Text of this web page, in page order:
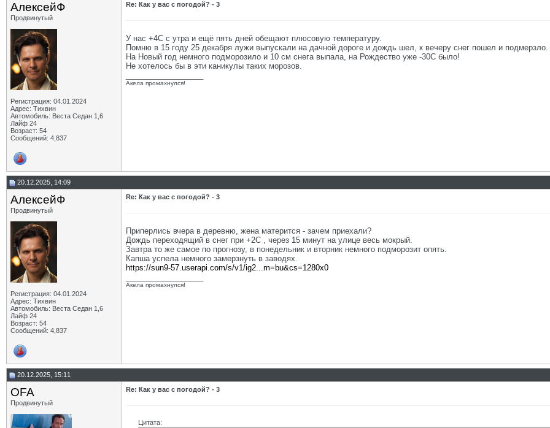
АлексейФ
Продвинутый
Регистрация: 04.01.2024
Адрес: Тихвин
Автомобиль: Веста Седан 1,6
Лайф 24
Возраст: 54
Сообщений: 4,837
Re: Как у вас с погодой? - 3
У нас +4С с утра и ещё пять дней обещают плюсовую температуру.
Помню в 15 году 25 декабря лужи выпускали на дачной дороге и дождь шел, к вечеру снег пошел и подмерзло.
На Новый год немного подморозило и 10 см снега выпала, на Рождество уже -30С было!
Не хотелось бы в эти каникулы таких морозов.
Акела промахнулся!
20.12.2025, 14:09
АлексейФ
Продвинутый
Регистрация: 04.01.2024
Адрес: Тихвин
Автомобиль: Веста Седан 1,6
Лайф 24
Возраст: 54
Сообщений: 4,837
Re: Как у вас с погодой? - 3
Приперлись вчера в деревню, жена матерится - зачем приехали?
Дождь переходящий в снег при +2С , через 15 минут на улице весь мокрый.
Завтра то же самое по прогнозу, в понедельник и вторник немного подморозит опять.
Капша успела немного замерзнуть в заводях.
https://sun9-57.userapi.com/s/v1/ig2...m=bu&cs=1280x0
Акела промахнулся!
20.12.2025, 15:11
OFA
Продвинутый
Re: Как у вас с погодой? - 3
Цитата: